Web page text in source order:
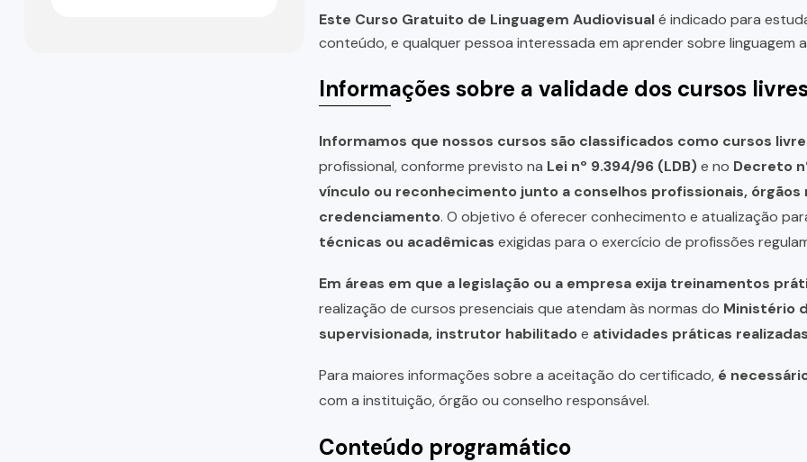
Este Curso Gratuito de Linguagem Audiovisualé indicado para
conteúdo, e qualquer pessoa interessada em aprender sobre linguagem
Informações sobre a validade dos cursos
Informamos que nossos cursos são classificados como cursos
profissional, conforme previsto na Lei nº 9.394/96 (LDB)e no Decreto
vínculo ou reconhecimento junto a conselhos profissionais,
credenciamento. O objetivo é oferecer conhecimento e atualização
técnicas ou acadêmicas exigidas para o exercício de profissões
Em áreas em que a legislação ou a empresa exija treinamentos
realização de cursos presenciais que atendam às normas do Ministério
supervisionada, instrutor habilitadoe atividades práticas
Para maiores informações sobre a aceitação do certificado, é
com a instituição, órgão ou conselho responsável.
Conteúdo programático